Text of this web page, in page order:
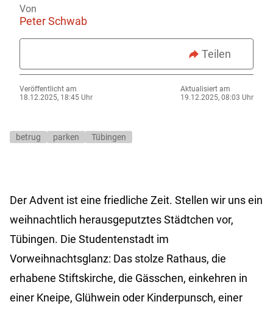
Von
Peter Schwab
Teilen
Veröffentlicht am
18.12.2025, 18:45 Uhr
Aktualisiert am
19.12.2025, 08:03 Uhr
betrug parken Tübingen
Der Advent ist eine friedliche Zeit. Stellen wir uns ein
weihnachtlich herausgeputztes Städtchen vor,
Tübingen. Die Studentenstadt im
Vorweihnachtsglanz: Das stolze Rathaus, die
erhabene Stiftskirche, die Gässchen, einkehren in
einer Kneipe, Glühwein oder Kinderpunsch, einer